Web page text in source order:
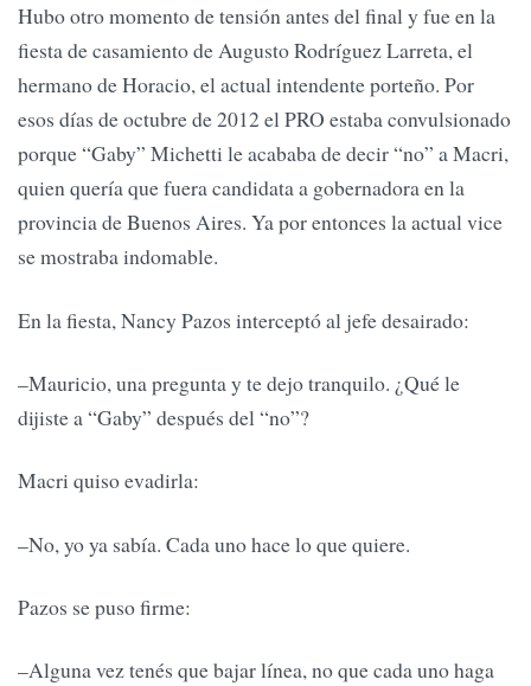
Hubo otro momento de tensión antes del final y fue en la
fiesta de casamiento de Augusto Rodríguez Larreta, el
hermano de Horacio, el actual intendente porteño. Por
esos días de octubre de 2012 el PRO estaba convulsionado
porque “Gaby” Michetti le acababa de decir “no” a Macri,
quien quería que fuera candidata a gobernadora en la
provincia de Buenos Aires. Ya por entonces la actual vice
se mostraba indomable.
En la fiesta, Nancy Pazos interceptó al jefe desairado:
–Mauricio, una pregunta y te dejo tranquilo. ¿Qué le
dijiste a “Gaby” después del “no”?
Macri quiso evadirla:
–No, yo ya sabía. Cada uno hace lo que quiere.
Pazos se puso firme:
–Alguna vez tenés que bajar línea, no que cada uno haga